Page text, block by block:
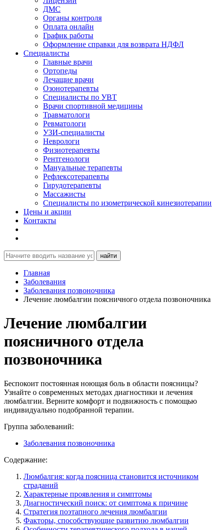
ДМС
Органы контроля
Оплата онлайн
График работы
Оформление справки для возврата НДФЛ
Специалисты
Главные врачи
Ортопеды
Лечащие врачи
Озонотерапевты
Специалисты по УВТ
Врачи спортивной медицины
Травматологи
Ревматологи
УЗИ-специалисты
Неврологи
Физиотерапевты
Рентгенологи
Мануальные терапевты
Рефлексотерапевты
Гирудотерапевты
Массажисты
Специалисты по изометрической кинезиотерапии
Цены и акции
Контакты
найти
Главная
Заболевания
Заболевания позвоночника
Лечение люмбалгии поясничного отдела позвоночника
Лечение люмбалгии
поясничного отдела
позвоночника
Беспокоит постоянная ноющая боль в области поясницы?
Узнайте о современных методах диагностики и лечения
люмбалгии. Верните комфорт и подвижность с помощью
индивидуально подобранной терапии.
Группа заболеваний:
Заболевания позвоночника
Содержание:
Люмбалгия: когда поясница становится источником
страданий
Характерные проявления и симптомы
Диагностический поиск: от симптома к причине
Стратегия поэтапного лечения люмбалгии
Факторы, способствующие развитию люмбалгии